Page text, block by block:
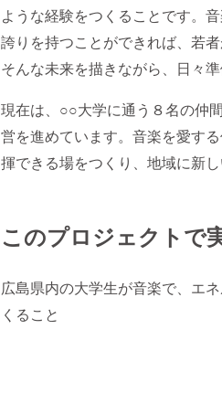
ような経験をつくることです。
誇りを持つことができれば、若
そんな未来を描きながら、日々準
現在は、○○大学に通う８名の仲
営を進めています。音楽を愛す
揮できる場をつくり、地域に新
このプロジェクトで
広島県内の大学生が音楽で、エ
くること